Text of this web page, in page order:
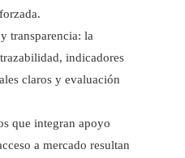
transparencia: la
indicadores
claros y evaluación
que integran apoyo
a mercado resultan